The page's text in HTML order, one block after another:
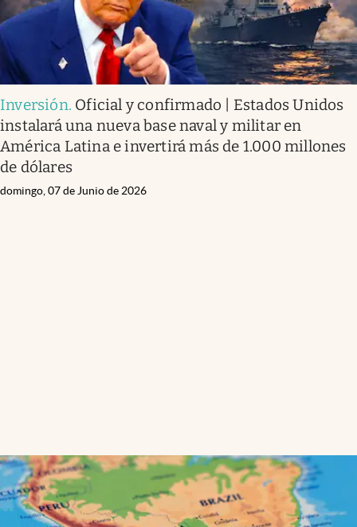
Inversión. Oficial y confirmado | Estados Unidos
instalará una nueva base naval y militar en
América Latina e invertirá más de 1.000 millones
de dólares
domingo, 07 de Junio de 2026